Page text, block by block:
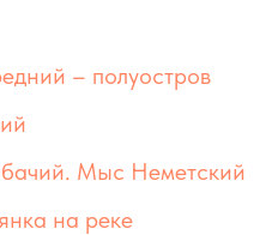
– полуостров
Мыс Неметский
на реке